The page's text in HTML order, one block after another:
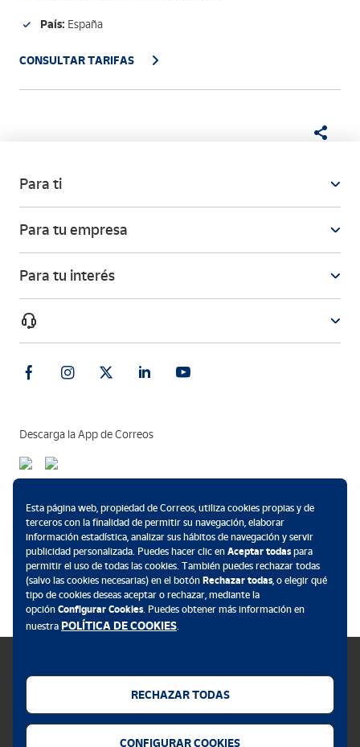
País: España
CONSULTAR TARIFAS
Para ti
Para tu empresa
Para tu interés
Descarga la App de Correos
Política de cookies
Esta página web, propiedad de Correos, utiliza cookies propias y de
terceros con la finalidad de permitir su navegación, elaborar
información estadística, analizar sus hábitos de navegación y servir
publicidad personalizada. Puedes hacer clic en Aceptar todaspara
permitir el uso de todas las cookies. También puedes rechazar todas
(salvo las cookies necesarias) en el botón Rechazar todas, o elegir qué
tipo de cookies deseas aceptar o rechazar, mediante la
opción Configurar Cookies. Puedes obtener más información en
nuestra POLÍTICA DE COOKIES.
RECHAZAR TODAS
CONFIGURAR COOKIES